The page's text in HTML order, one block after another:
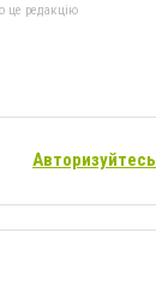
це редакцію
Авторизуйтесь